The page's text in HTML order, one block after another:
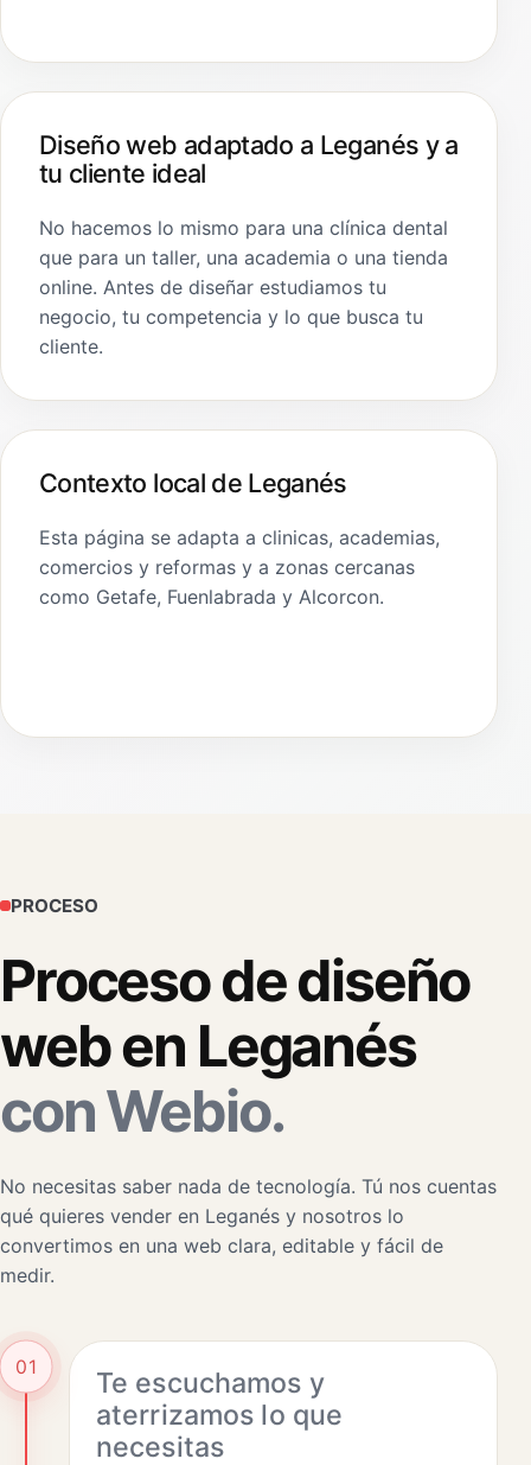
Diseño web adaptado a Leganés y a
tu cliente ideal
No hacemos lo mismo para una clínica dental
que para un taller, una academia o una tienda
online. Antes de diseñar estudiamos tu
negocio, tu competencia y lo que busca tu
cliente.
Contexto local de Leganés
Esta página se adapta a clinicas, academias,
comercios y reformas y a zonas cercanas
como Getafe, Fuenlabrada y Alcorcon.
PROCESO
Proceso de diseño
web en Leganés
con Webio.
No necesitas saber nada de tecnología. Tú nos cuentas
qué quieres vender en Leganés y nosotros lo
convertimos en una web clara, editable y fácil de
medir.
01
Te escuchamos y
aterrizamos lo que
necesitas